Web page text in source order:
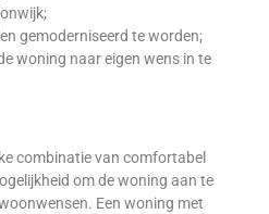
gemoderniseerd te worden;
woning naar eigen wens in te
combinatie van comfortabel
om de woning aan te
Een woning met